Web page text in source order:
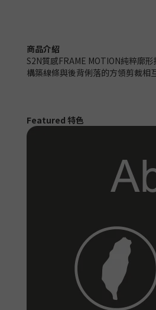
商品介紹
S2N質感FRAME MOTION純粹廓
構築線條與後背俐落的方領剪裁相
Featured 特色